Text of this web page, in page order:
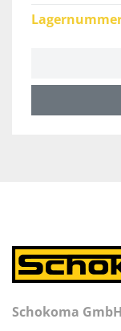
Schokoma